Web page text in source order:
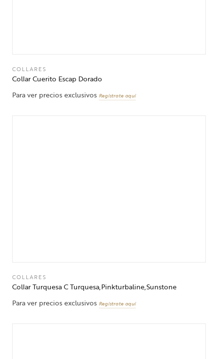
COLLARES
Collar Cuerito Escap Dorado
Para ver precios exclusivos Regístrate aquí
COLLARES
Collar Turquesa C Turquesa,Pinkturbaline,Sunstone
Para ver precios exclusivos Regístrate aquí